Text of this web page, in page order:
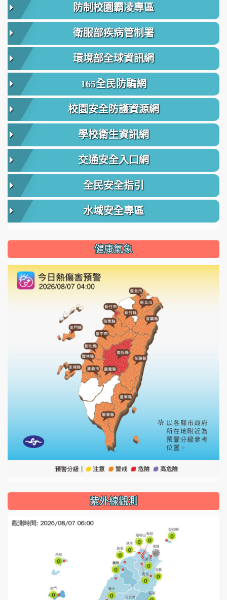
防制校園霸凌專區
衛服部疾病管制署
環境部全球資訊網
165全民防騙網
校園安全防護資源網
學校衛生資訊網
交通安全入口網
全民安全指引
水域安全專區
健康氣象
紫外線觀測